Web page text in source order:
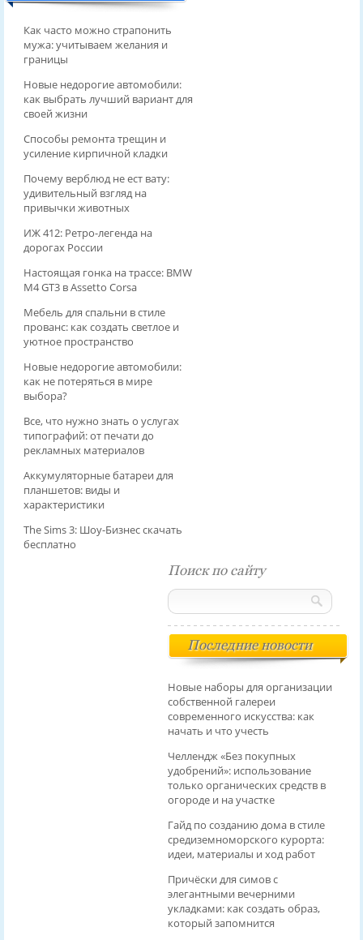
Как часто можно страпонить
мужа: учитываем желания и
границы
Новые недорогие автомобили:
как выбрать лучший вариант для
своей жизни
Способы ремонта трещин и
усиление кирпичной кладки
Почему верблюд не ест вату:
удивительный взгляд на
привычки животных
ИЖ 412: Ретро-легенда на
дорогах России
Настоящая гонка на трассе: BMW
M4 GT3 в Assetto Corsa
Мебель для спальни в стиле
прованс: как создать светлое и
уютное пространство
Новые недорогие автомобили:
как не потеряться в мире
выбора?
Все, что нужно знать о услугах
типографий: от печати до
рекламных материалов
Аккумуляторные батареи для
планшетов: виды и
характеристики
The Sims 3: Шоу-Бизнес скачать
бесплатно
Поиск по сайту
Последние новости
Новые наборы для организации
собственной галереи
современного искусства: как
начать и что учесть
Челлендж «Без покупных
удобрений»: использование
только органических средств в
огороде и на участке
Гайд по созданию дома в стиле
средиземноморского курорта:
идеи, материалы и ход работ
Причёски для симов с
элегантными вечерними
укладками: как создать образ,
который запомнится